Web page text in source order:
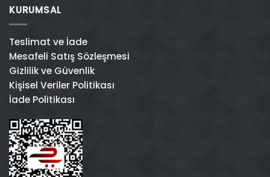
KURUMSAL
Teslimat ve İade
Mesafeli Satış Sözleşmesi
Gizlilik ve Güvenlik
Kişisel Veriler Politikası
İade Politikası